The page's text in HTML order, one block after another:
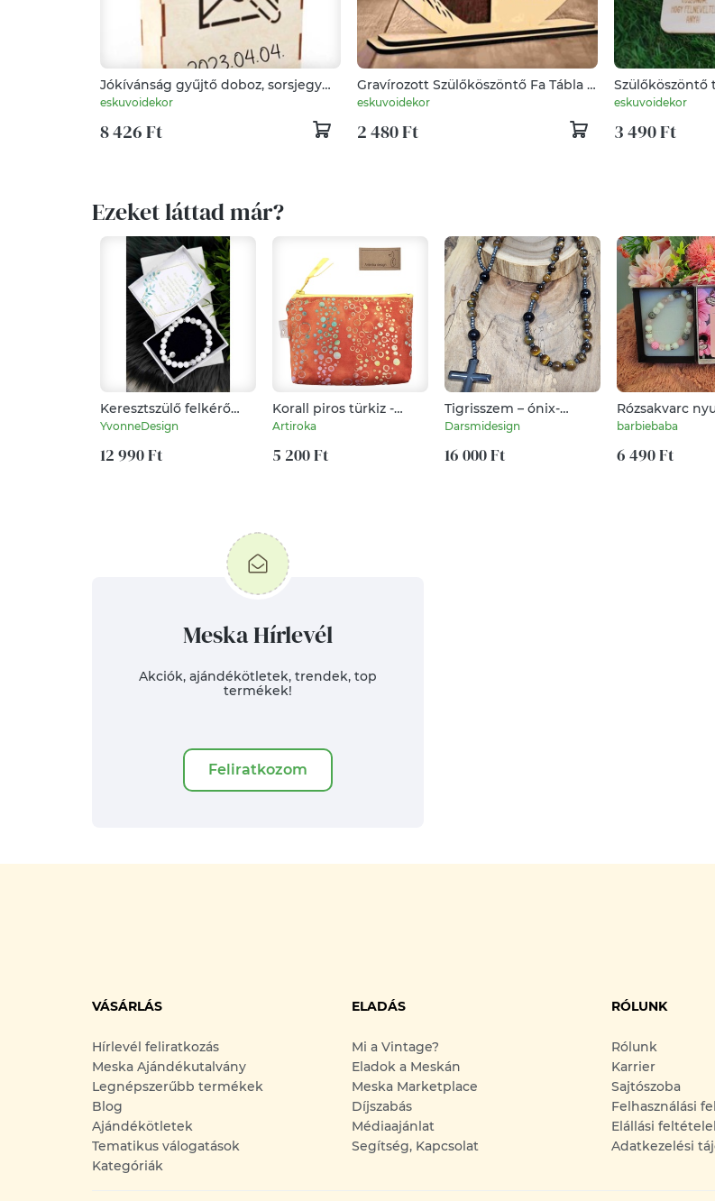
Jókívánság gyűjtő doboz, sorsjegy
esküvőre
eskuvoidekor
8 426 Ft
Gravírozott Szülőköszöntő Fa Tábla –
Személyre Szabott Esküvői Ajándék
eskuvoidekor
2 480 Ft
Szülőköszöntő
köszöntő tábla
eskuvoidekor
3 490 Ft
Ezeket láttad már?
Keresztszülő felkérő
hófehér LUXURY
ásványkarkötő
YvonneDesign
12 990 Ft
Korall piros türkiz -
sárga buborékos,
pénztárca, neszesszer -
Artiroka design
Artiroka
5 200 Ft
Tigrisszem – ónix-
hematit kereszt -
nyaklánc, rózsafüzér
Darsmidesign
16 000 Ft
Rózsakvarc
ajándék
barbiebaba
6 490 Ft
Meska Hírlevél
Akciók, ajándékötletek, trendek, top
termékek!
Feliratkozom
VÁSÁRLÁS
Hírlevél feliratkozás
Meska Ajándékutalvány
Legnépszerűbb termékek
Blog
Ajándékötletek
Tematikus válogatások
Kategóriák
ELADÁS
Mi a Vintage?
Eladok a Meskán
Meska Marketplace
Díjszabás
Médiaajánlat
Segítség, Kapcsolat
RÓLUNK
Rólunk
Karrier
Sajtószoba
Felhasználási
Elállási
Adatkezelési